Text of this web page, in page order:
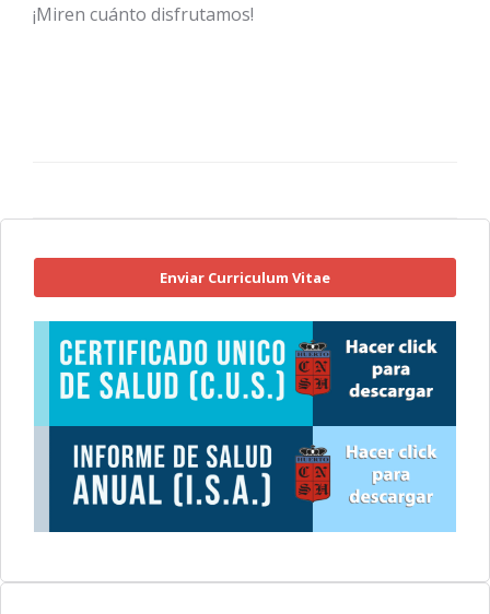
¡Miren cuánto disfrutamos!
Enviar Curriculum Vitae